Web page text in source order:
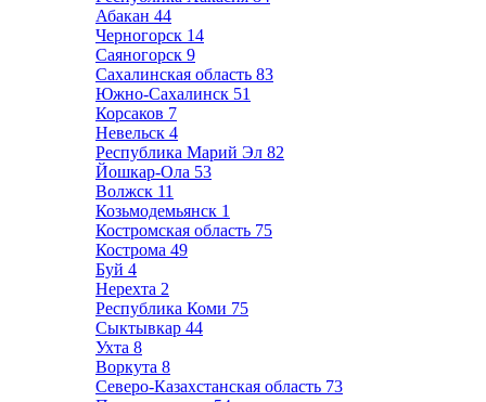
Абакан 44
Черногорск 14
Саяногорск 9
Сахалинская область 83
Южно-Сахалинск 51
Корсаков 7
Невельск 4
Республика Марий Эл 82
Йошкар-Ола 53
Волжск 11
Козьмодемьянск 1
Костромская область 75
Кострома 49
Буй 4
Нерехта 2
Республика Коми 75
Сыктывкар 44
Ухта 8
Воркута 8
Северо-Казахстанская область 73